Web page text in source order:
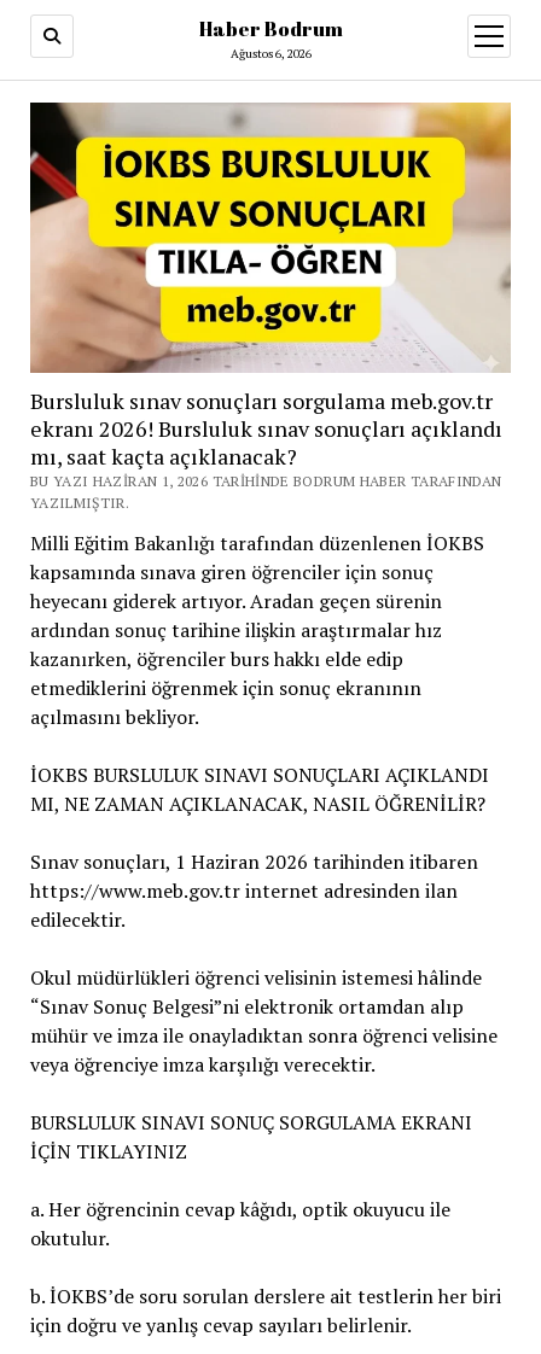
Haber Bodrum
Ağustos 6, 2026
aç
Bursluluk sınav sonuçları sorgulama meb.gov.tr
ekranı 2026! Bursluluk sınav sonuçları açıklandı
mı, saat kaçta açıklanacak?
BU YAZI HAZIRAN 1, 2026 TARIHINDE BODRUM HABER TARAFINDAN
YAZILMIŞTIR.
Milli Eğitim Bakanlığı tarafından düzenlenen İOKBS
kapsamında sınava giren öğrenciler için sonuç
heyecanı giderek artıyor. Aradan geçen sürenin
ardından sonuç tarihine ilişkin araştırmalar hız
kazanırken, öğrenciler burs hakkı elde edip
etmediklerini öğrenmek için sonuç ekranının
açılmasını bekliyor.
İOKBS BURSLULUK SINAVI SONUÇLARI AÇIKLANDI
MI, NE ZAMAN AÇIKLANACAK, NASIL ÖĞRENİLİR?
Sınav sonuçları, 1 Haziran 2026 tarihinden itibaren
https://www.meb.gov.tr internet adresinden ilan
edilecektir.
Okul müdürlükleri öğrenci velisinin istemesi hâlinde
“Sınav Sonuç Belgesi”ni elektronik ortamdan alıp
mühür ve imza ile onayladıktan sonra öğrenci velisine
veya öğrenciye imza karşılığı verecektir.
BURSLULUK SINAVI SONUÇ SORGULAMA EKRANI
İÇİN TIKLAYINIZ
a. Her öğrencinin cevap kâğıdı, optik okuyucu ile
okutulur.
b. İOKBS’de soru sorulan derslere ait testlerin her biri
için doğru ve yanlış cevap sayıları belirlenir.